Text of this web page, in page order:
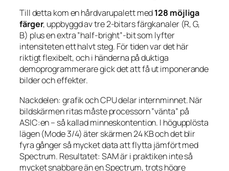
Till detta kom en hårdvarupalett med128 möjliga
färger, uppbyggd av tre 2-bitars färgkanaler (R, G,
B) plus en extra ”half-bright”-bit som lyfter
intensiteten ett halvt steg. För tiden var det här
riktigt flexibelt, och i händerna på duktiga
demoprogrammerare gick det att få ut imponerande
bilder och effekter.
Nackdelen: grafik och CPU delar internminnet. När
bildskärmen ritas måste processorn ”vänta” på
ASIC:en – så kallad minneskontention. I högupplösta
lägen (Mode 3/4) äter skärmen 24 KB och det blir
fyra gånger så mycket data att flytta jämfört med
Spectrum. Resultatet: SAM är i praktiken inte så
mycket snabbare än en Spectrum, trots högre